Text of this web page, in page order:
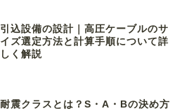
引込設備の設計｜高圧ケーブルのサ
イズ選定方法と計算手順について詳
しく解説
耐震クラスとは？S・A・Bの決め方